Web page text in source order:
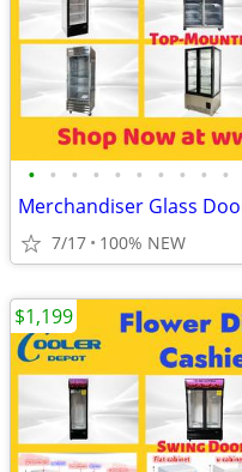
• • • • • • • • • •
7/17 100% NEW
$1,199